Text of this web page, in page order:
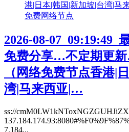
免费网络节点
2026-08-07_09:19:49_
免费分享…不定期更
（网络免费节点香港|
湾|马来西亚|…
ss://
7.184...